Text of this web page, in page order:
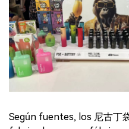
Según fuentes, los 尼古丁